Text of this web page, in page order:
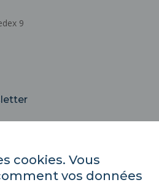
9
cookies. Vous
vos données